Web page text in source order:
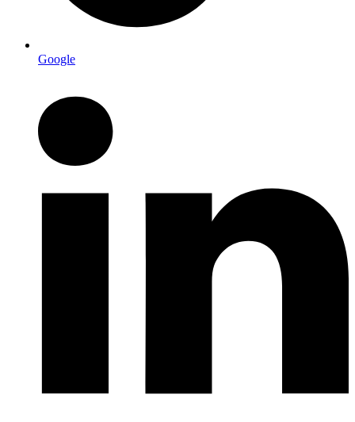
Google